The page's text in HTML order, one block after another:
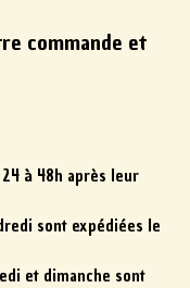
commande et
à 48h après leur
sont expédiées le
et dimanche sont